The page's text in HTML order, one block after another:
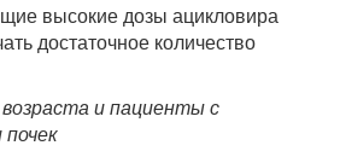
высокие дозы ацикловира
достаточное количество
и пациенты с